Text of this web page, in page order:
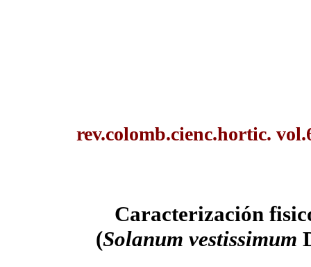
rev.colomb.cienc.hortic.
Caracterización
(Solanum vestissimum